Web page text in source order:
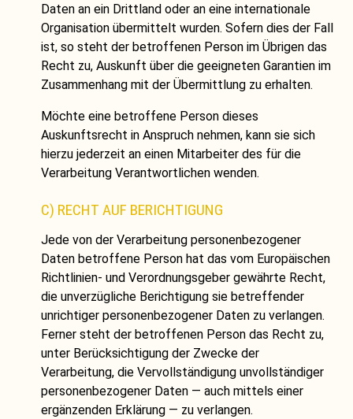
Daten an ein Drittland oder an eine internationale
Organisation übermittelt wurden. Sofern dies der Fall
ist, so steht der betroffenen Person im Übrigen das
Recht zu, Auskunft über die geeigneten Garantien im
Zusammenhang mit der Übermittlung zu erhalten.
Möchte eine betroffene Person dieses
Auskunftsrecht in Anspruch nehmen, kann sie sich
hierzu jederzeit an einen Mitarbeiter des für die
Verarbeitung Verantwortlichen wenden.
C) RECHT AUF BERICHTIGUNG
Jede von der Verarbeitung personenbezogener
Daten betroffene Person hat das vom Europäischen
Richtlinien- und Verordnungsgeber gewährte Recht,
die unverzügliche Berichtigung sie betreffender
unrichtiger personenbezogener Daten zu verlangen.
Ferner steht der betroffenen Person das Recht zu,
unter Berücksichtigung der Zwecke der
Verarbeitung, die Vervollständigung unvollständiger
personenbezogener Daten — auch mittels einer
ergänzenden Erklärung — zu verlangen.